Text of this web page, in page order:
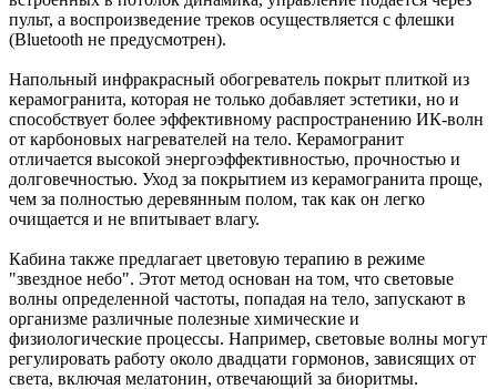
пульт, а воспроизведение треков осуществляется с флешки
(Bluetooth не предусмотрен).
Напольный инфракрасный обогреватель покрыт плиткой из
керамогранита, которая не только добавляет эстетики, но и
способствует более эффективному распространению ИК-волн
от карбоновых нагревателей на тело. Керамогранит
отличается высокой энергоэффективностью, прочностью и
долговечностью. Уход за покрытием из керамогранита проще,
чем за полностью деревянным полом, так как он легко
очищается и не впитывает влагу.
Кабина также предлагает цветовую терапию в режиме
"звездное небо". Этот метод основан на том, что световые
волны определенной частоты, попадая на тело, запускают в
организме различные полезные химические и
физиологические процессы. Например, световые волны могут
регулировать работу около двадцати гормонов, зависящих от
света, включая мелатонин, отвечающий за биоритмы.